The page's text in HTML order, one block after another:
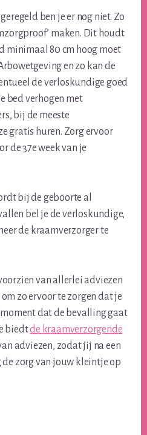
ben je er nog niet. Zo
maken. Dit houdt
minimaal 80 cm hoog moet
en zo kan de
de verloskundige goed
bed verhogen met
bij de meeste
gratis huren. Zorg ervoor
de 37e week van je
bij de geboorte al
bel je de verloskundige,
de kraamverzorger te
van allerlei adviezen
zo ervoor te zorgen dat je
dat de bevalling gaat
biedtde kraamverzorgende
adviezen, zodat jij na een
zorg van jouw kleintje op